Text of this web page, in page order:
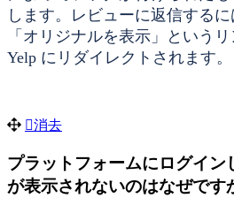
します。レビューに返信する
「オリジナルを表示」という
Yelp にリダイレクトされます。
消去
プラットフォームにログイン
が表示されないのはなぜです